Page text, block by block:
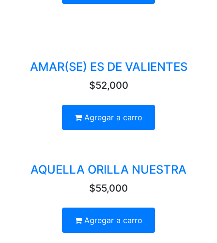
AMAR(SE) ES DE VALIENTES
$52,000
Agregar a carro
AQUELLA ORILLA NUESTRA
$55,000
Agregar a carro